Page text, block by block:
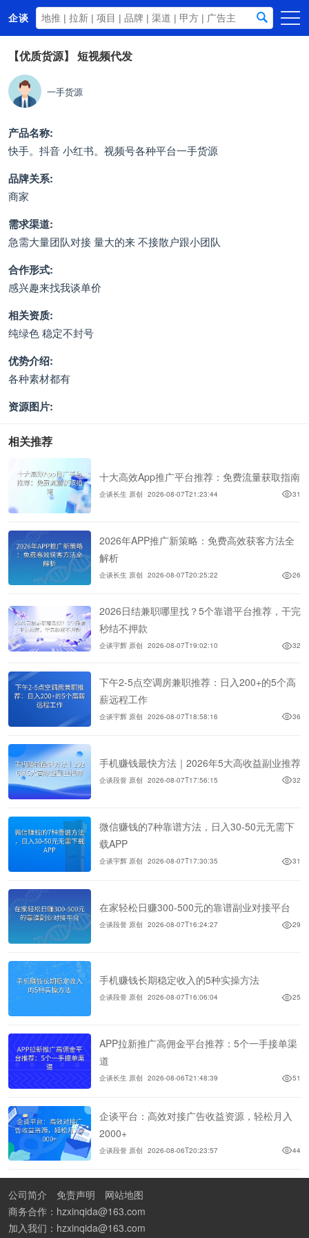
企谈
首页
商务资源
资讯动态
关于我们
【优质货源】 短视频代发
一手货源
产品名称:
快手。抖音 小红书。视频号各种平台一手货源
品牌关系:
商家
需求渠道:
急需大量团队对接 量大的来 不接散户跟小团队
合作形式:
感兴趣来找我谈单价
相关资质:
纯绿色 稳定不封号
优势介绍:
各种素材都有
资源图片:
相关推荐
十大高效App推广平台推荐：免费流量获取指南
企谈长生 原创 2026-08-07T21:23:44 31
2026年APP推广新策略：免费高效获客方法全
解析
企谈长生 原创 2026-08-07T20:25:22 26
2026日结兼职哪里找？5个靠谱平台推荐，干完
秒结不押款
企谈宇辉 原创 2026-08-07T19:02:10 32
下午2-5点空调房兼职推荐：日入200+的5个高
薪远程工作
企谈宇辉 原创 2026-08-07T18:58:16 36
手机赚钱最快方法｜2026年5大高收益副业推荐
企谈段誉 原创 2026-08-07T17:56:15 32
微信赚钱的7种靠谱方法，日入30-50元无需下
载APP
企谈宇辉 原创 2026-08-07T17:30:35 31
在家轻松日赚300-500元的靠谱副业对接平台
企谈段誉 原创 2026-08-07T16:24:27 29
手机赚钱长期稳定收入的5种实操方法
企谈段誉 原创 2026-08-07T16:06:04 25
APP拉新推广高佣金平台推荐：5个一手接单渠
道
企谈长生 原创 2026-08-06T21:48:39 51
企谈平台：高效对接广告收益资源，轻松月入
2000+
企谈段誉 原创 2026-08-06T20:23:57 44
公司简介 免责声明
网站地图
商务合作：hzxinqida@163.com
加入我们：hzxinqida@163.com